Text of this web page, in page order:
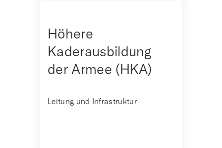
Höhere
Kaderausbildung
der Armee (HKA)
Leitung und Infrastruktur